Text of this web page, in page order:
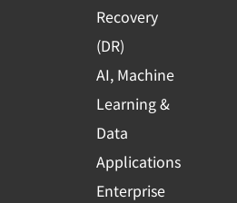
Recovery
(DR)
AI, Machine
Learning &
Data
Applications
Enterprise